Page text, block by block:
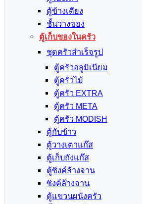
ตู้ข้างเตียง
ชั้นวางของ
ตู้เก็บของในครัว
ชุดครัวสำเร็จรูป
ตู้ครัวอลูมิเนียม
ตู้ครัวไม้
ตู้ครัว EXTRA
ตู้ครัว META
ตู้ครัว MODISH
ตู้กับข้าว
ตู้วางเตาแก๊ส
ตู้เก็บถังแก๊ส
ตู้ซิงค์ล้างจาน
ซิงค์ล้างจาน
ตู้แขวนผนังครัว